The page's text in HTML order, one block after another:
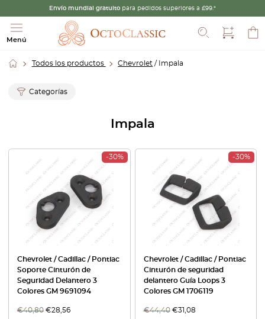
Envío mundial gratuito para pedidos superiores a £99.*
Menú
Todos los productos Chevrolet / Impala
Categorías
Impala
-30%
Chevrolet / Cadillac / Pontiac
Soporte Cinturón de
Seguridad Delantero 3
Colores GM 9691094
€40,80 €28,56
-30%
Chevrolet / Cadillac / Pontiac
Cinturón de seguridad
delantero Guía Loops 3
Colores GM 1706119
€44,40 €31,08